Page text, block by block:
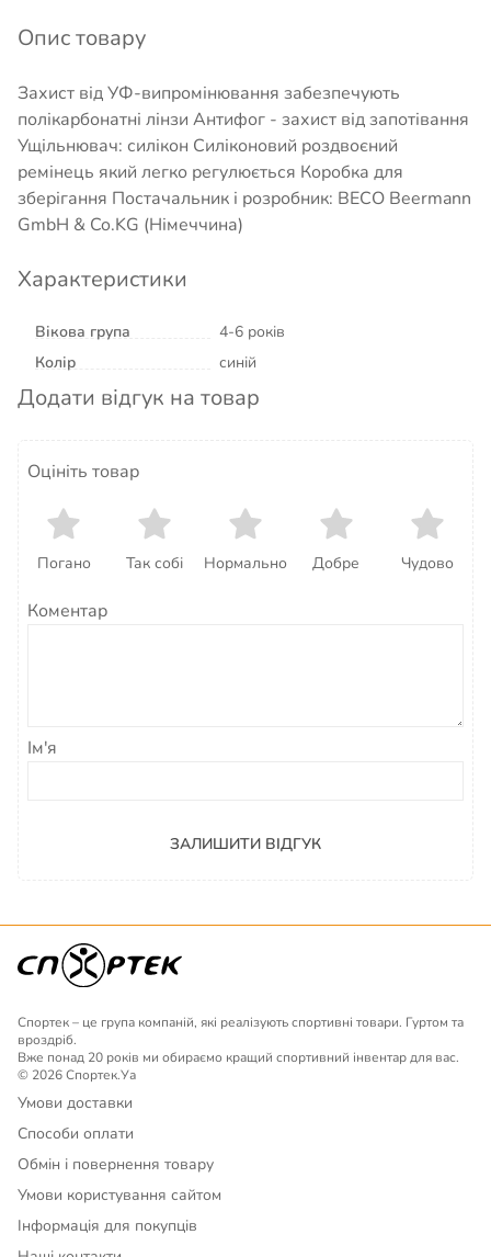
Опис товару
Захист від УФ-випромінювання забезпечують
полікарбонатні лінзи Антифог - захист від запотівання
Ущільнювач: силікон Силіконовий роздвоєний
ремінець який легко регулюється Коробка для
зберігання Постачальник і розробник: BECO Beermann
GmbH & Co.KG (Німеччина)
Характеристики
Вікова група
4-6 років
Колір
синій
Додати відгук на товар
Оцініть товар
Погано Так собі Нормально Добре Чудово
Коментар
Ім'я
ЗАЛИШИТИ ВІДГУК
Спортек – це група компаній, які реалізують спортивні товари. Гуртом та
вроздріб.
Вже понад 20 років ми обираємо кращий спортивний інвентар для вас.
© 2026 Спортек.Уа
Умови доставки
Способи оплати
Обмін і повернення товару
Умови користування сайтом
Інформація для покупців